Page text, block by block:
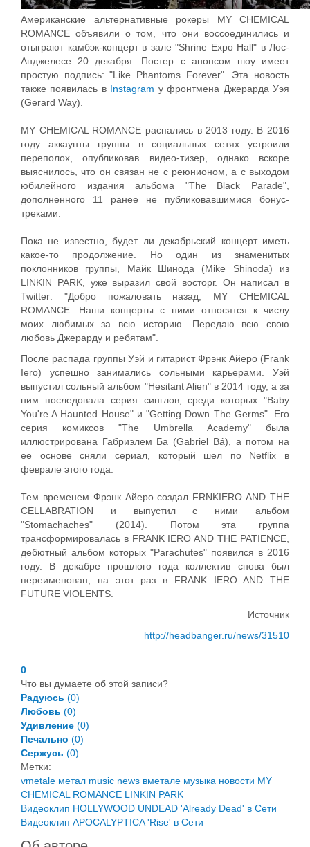
Американские альтернативные рокеры MY CHEMICAL
ROMANCE объявили о том, что они воссоединились и
отыграют камбэк-концерт в зале "Shrine Expo Hall" в Лос-
Анджелесе 20 декабря. Постер с анонсом шоу имеет
простую подпись: "Like Phantoms Forever". Эта новость
также появилась в Instagram у фронтмена Джерарда Уэя
(Gerard Way).
MY CHEMICAL ROMANCE распались в 2013 году. В 2016
году аккаунты группы в социальных сетях устроили
переполох, опубликовав видео-тизер, однако вскоре
выяснилось, что он связан не с реюнионом, а с выходом
юбилейного издания альбома "The Black Parade",
дополненного 11 ранее не публиковавшимися бонус-
треками.
Пока не известно, будет ли декабрьский концерт иметь
какое-то продолжение. Но один из знаменитых
поклонников группы, Майк Шинода (Mike Shinoda) из
LINKIN PARK, уже выразил свой восторг. Он написал в
Twitter: "Добро пожаловать назад, MY CHEMICAL
ROMANCE. Наши концерты с ними относятся к числу
моих любимых за всю историю. Передаю всю свою
любовь Джерарду и ребятам".
После распада группы Уэй и гитарист Фрэнк Айеро (Frank
Iero) успешно занимались сольными карьерами. Уэй
выпустил сольный альбом "Hesitant Alien" в 2014 году, а за
ним последовала серия синглов, среди которых "Baby
You're A Haunted House" и "Getting Down The Germs". Его
серия комиксов "The Umbrella Academy" была
иллюстрирована Габриэлем Ба (Gabriel Bá), а потом на
ее основе сняли сериал, который шел по Netflix в
феврале этого года.
Тем временем Фрэнк Айеро создал FRNKIERO AND THE
CELLABRATION и выпустил с ними альбом
"Stomachaches" (2014). Потом эта группа
трансформировалась в FRANK IERO AND THE PATIENCE,
дебютный альбом которых "Parachutes" появился в 2016
году. В декабре прошлого года коллектив снова был
переименован, на этот раз в FRANK IERO AND THE
FUTURE VIOLENTS.
Источник
http://headbanger.ru/news/31510
0
Что вы думаете об этой записи?
Радуюсь (0)
Любовь (0)
Удивление (0)
Печально (0)
Сержусь (0)
Метки:
vmetale метал music news вметале музыка новости MY
CHEMICAL ROMANCE LINKIN PARK
Видеоклип HOLLYWOOD UNDEAD 'Already Dead' в Сети
Видеоклип APOCALYPTICA 'Rise' в Сети